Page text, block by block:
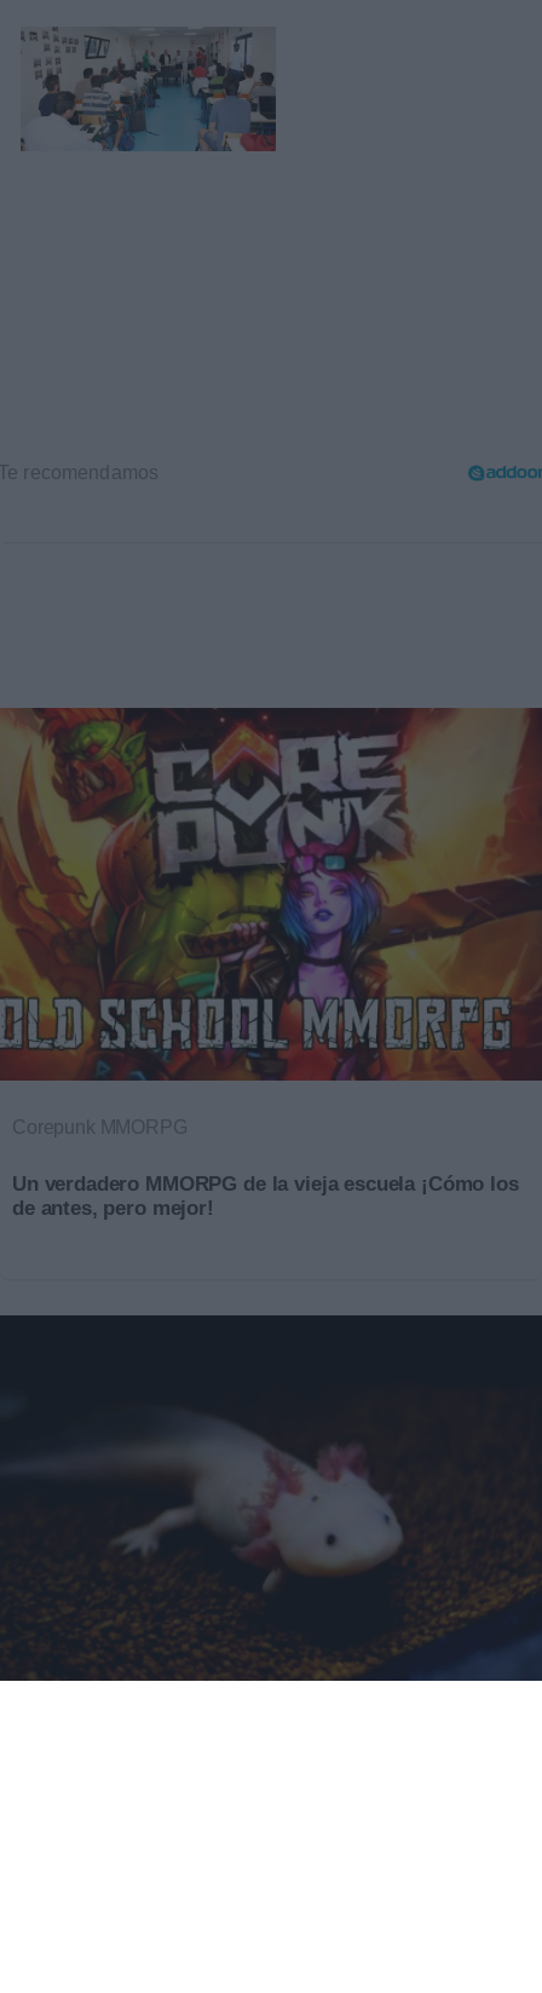
Corepunk MMORPG
Un verdadero MMORPG de la vieja escuela ¡Cómo los
de antes, pero mejor!